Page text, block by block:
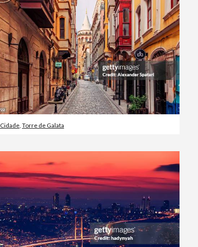
Cidade, Torre de Galata